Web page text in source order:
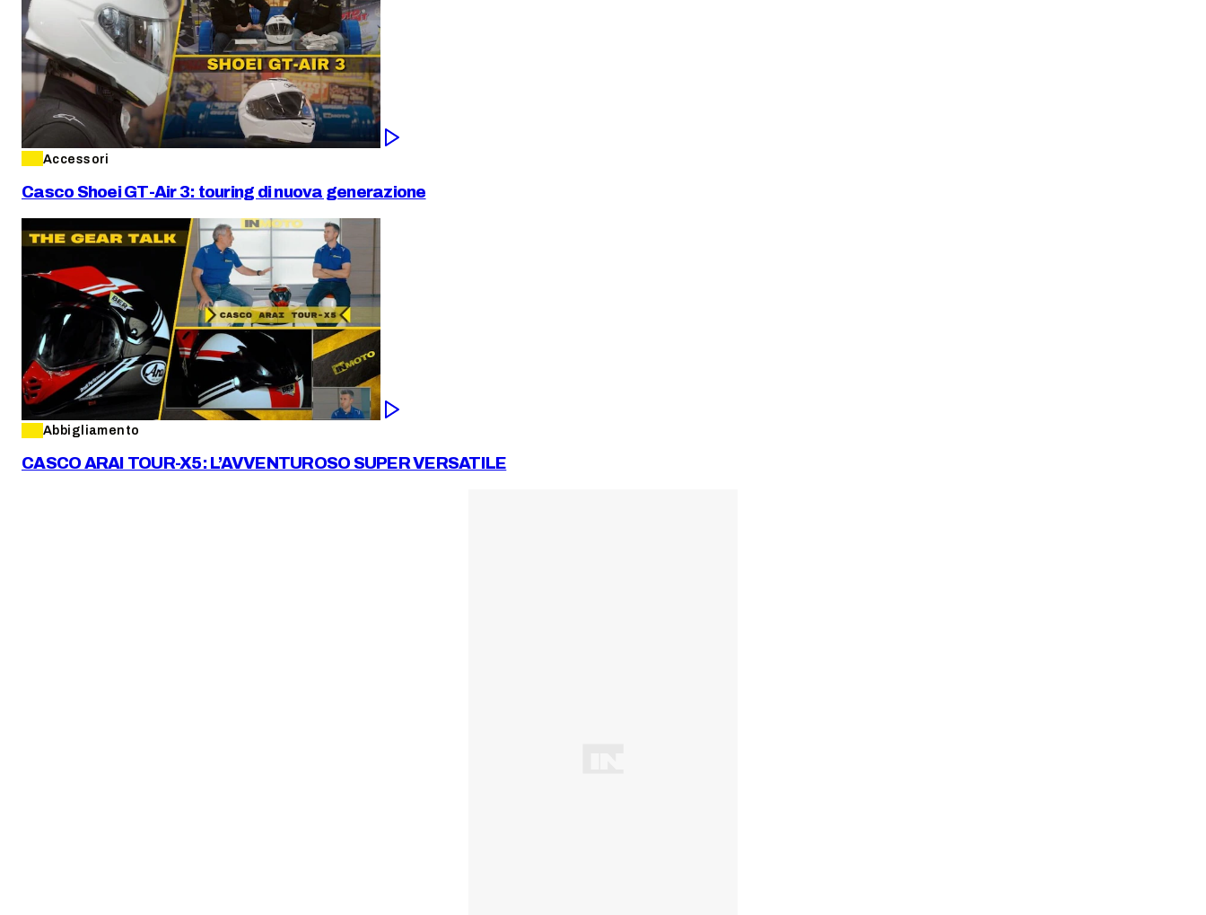
Accessori
Casco Shoei GT-Air 3: touring di nuova generazione
Abbigliamento
CASCO ARAI TOUR-X5: L’AVVENTUROSO SUPER VERSATILE